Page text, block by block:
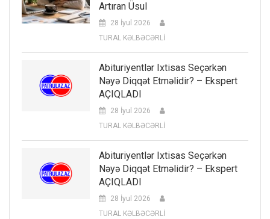
Artıran Üsul
28 İyul 2026
TURAL KƏLBƏCƏRLİ
Abituriyentlər Ixtisas Seçərkən
Nəyə Diqqət Etməlidir? – Ekspert
AÇIQLADI
28 İyul 2026
TURAL KƏLBƏCƏRLİ
Abituriyentlər Ixtisas Seçərkən
Nəyə Diqqət Etməlidir? – Ekspert
AÇIQLADI
28 İyul 2026
TURAL KƏLBƏCƏRLİ